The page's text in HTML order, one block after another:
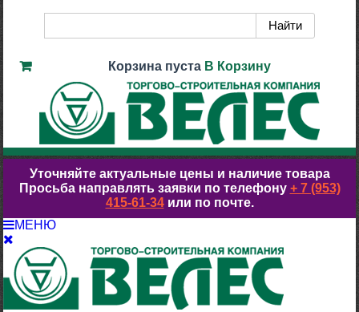
Корзина пуста В Корзину
Уточняйте актуальные цены и наличие товара
Просьба направлять заявки по телефону + 7 (953)
415-61-34или по почте.
МЕНЮ